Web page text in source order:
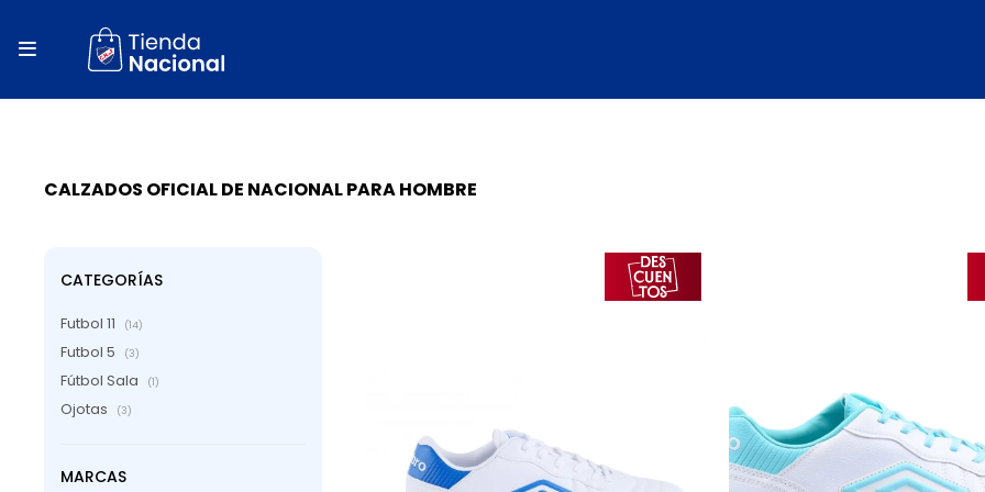

CALZADOS OFICIAL DE NACIONAL PARA HOMBRE
CATEGORÍAS
Futbol 11 (14)
Futbol 5 (3)
Fútbol Sala (1)
Ojotas (3)
MARCAS
close
local_shipping
percent